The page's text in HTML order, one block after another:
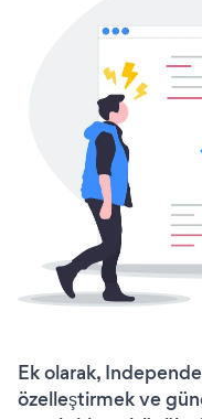
Ek olarak,
özelleştirmek ve